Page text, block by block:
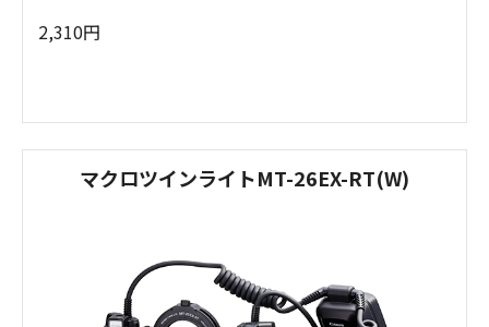
2,310円
マクロツインライトMT-26EX-RT(W)